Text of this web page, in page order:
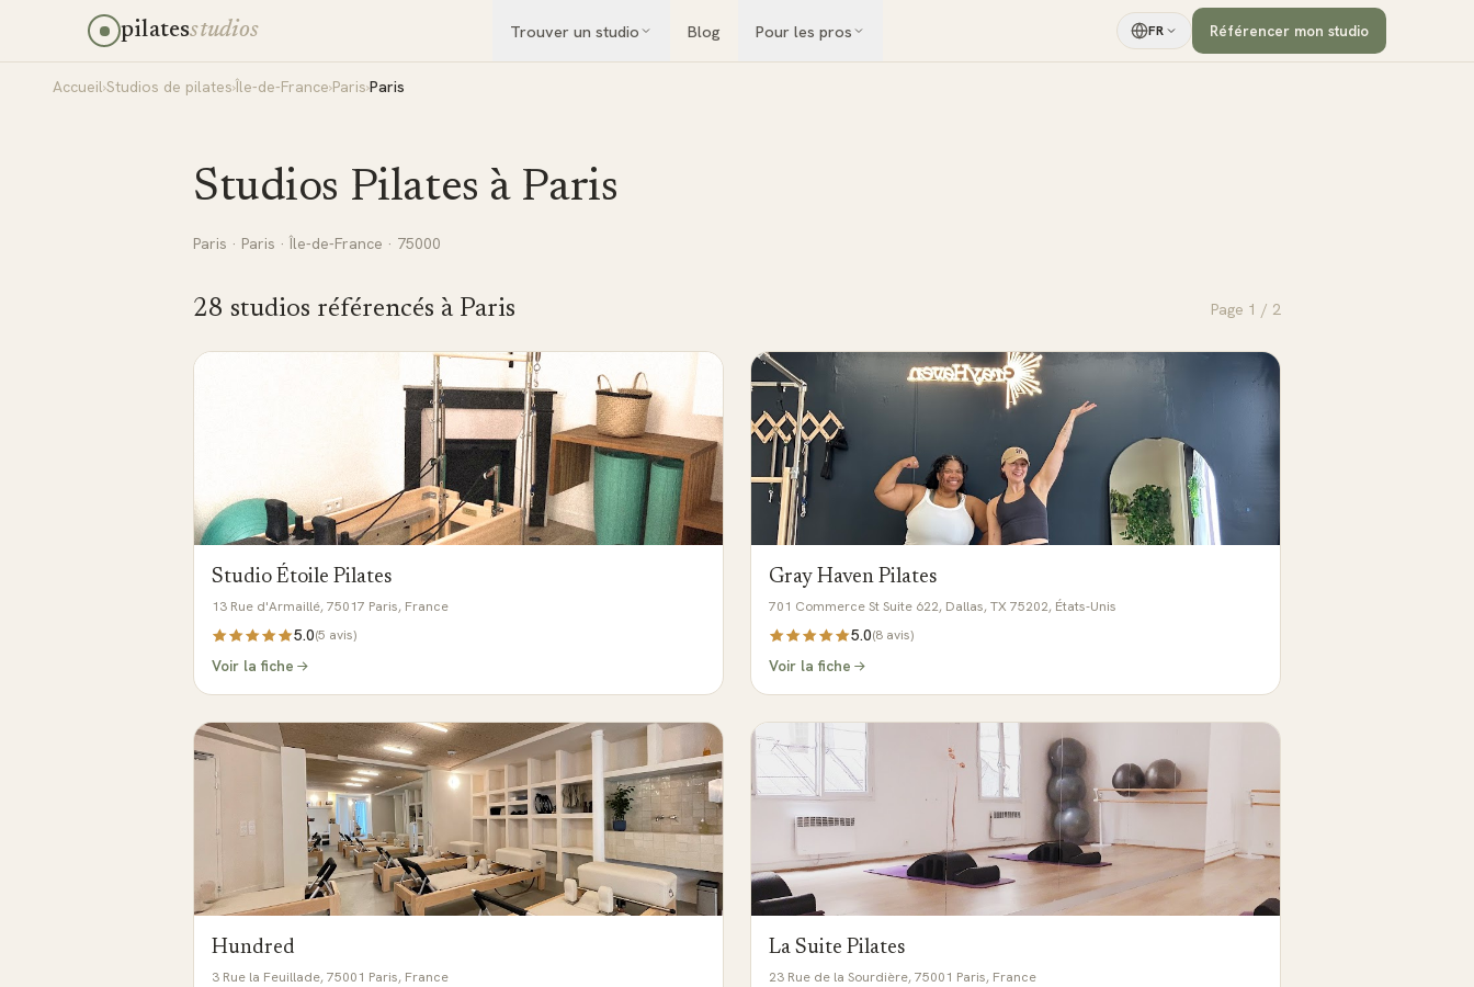
pilatesstudios Trouver un studio Blog Pour les pros FR Référencer mon studio
Accueil›Studios de pilates›Île-de-France›Paris›Paris
Studios Pilates à Paris
Paris · Paris · Île-de-France · 75000
28 studios référencés à Paris Page 1 / 2
Studio Étoile Pilates
13 Rue d'Armaillé, 75017 Paris, France
5.0(5 avis)
Voir la fiche
Gray Haven Pilates
701 Commerce St Suite 622, Dallas, TX 75202, États-Unis
5.0(8 avis)
Voir la fiche
Hundred
3 Rue la Feuillade, 75001 Paris, France
La Suite Pilates
23 Rue de la Sourdière, 75001 Paris, France